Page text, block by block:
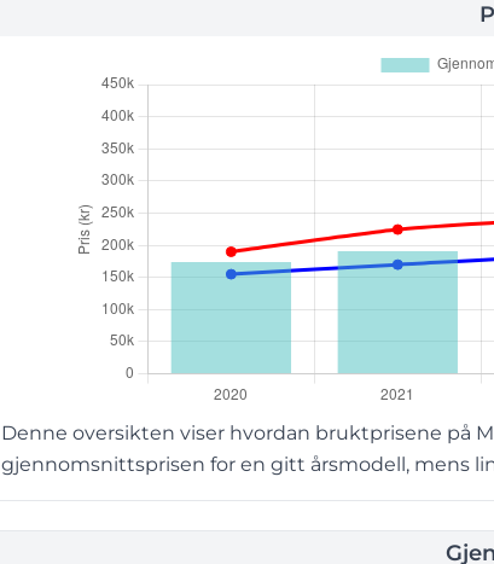
Denne oversikten viser hvordan bruktprisene på
gjennomsnittsprisen for en gitt årsmodell, mens